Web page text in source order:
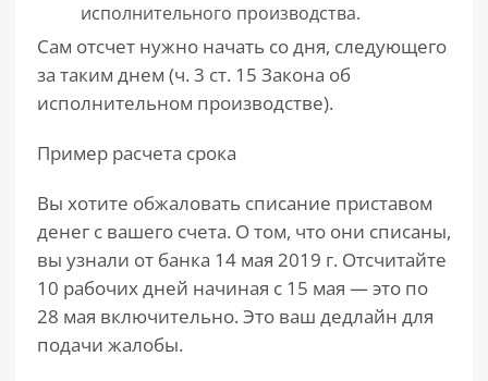
исполнительного производства.
Сам отсчет нужно начать со дня, следующего
за таким днем (ч. 3 ст. 15 Закона об
исполнительном производстве).
Пример расчета срока
Вы хотите обжаловать списание приставом
денег с вашего счета. О том, что они списаны,
вы узнали от банка 14 мая 2019 г. Отсчитайте
10 рабочих дней начиная с 15 мая — это по
28 мая включительно. Это ваш дедлайн для
подачи жалобы.